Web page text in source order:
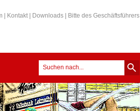
Kontakt Downloads Bitte des Geschäftsführers